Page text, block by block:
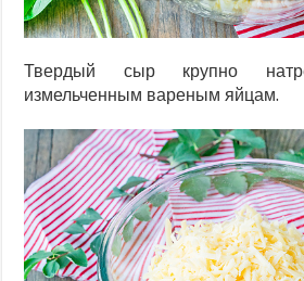
Твердый сыр крупно
измельченным вареным яйцам.